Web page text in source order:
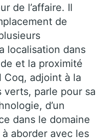
de l’affaire. Il
de
localisation dans
et la proximité
Coq, adjoint à la
verts, parle pour sa
d’un
dans le domaine
aborder avec les